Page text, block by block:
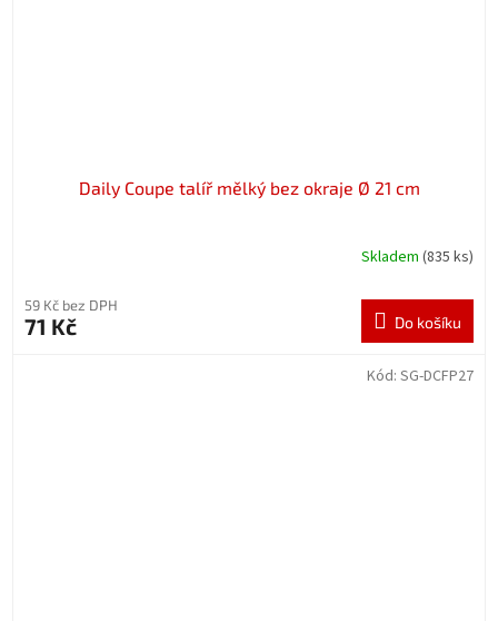
Daily Coupe talíř mělký bez okraje Ø 21 cm
Skladem (835 ks)
59 Kč bez DPH
71 Kč Do košíku
Kód: SG-DCFP27